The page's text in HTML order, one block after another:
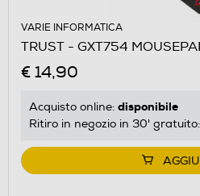
VARIE INFORMATICA
TRUST - GXT754
€ 14,90
Acquisto online: disponibile
Ritiro in negozio in 30' gratuito: